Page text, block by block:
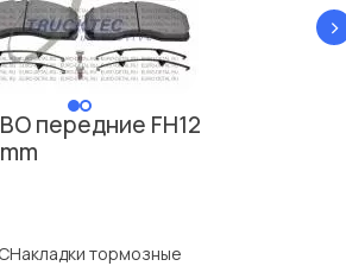
›
передние FH12
Накладки тормозные